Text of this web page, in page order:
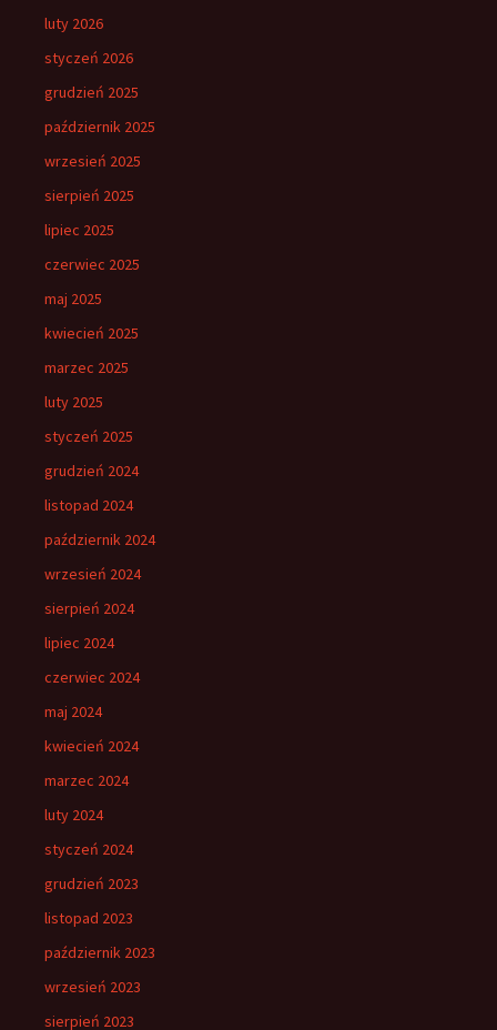
luty 2026
styczeń 2026
grudzień 2025
październik 2025
wrzesień 2025
sierpień 2025
lipiec 2025
czerwiec 2025
maj 2025
kwiecień 2025
marzec 2025
luty 2025
styczeń 2025
grudzień 2024
listopad 2024
październik 2024
wrzesień 2024
sierpień 2024
lipiec 2024
czerwiec 2024
maj 2024
kwiecień 2024
marzec 2024
luty 2024
styczeń 2024
grudzień 2023
listopad 2023
październik 2023
wrzesień 2023
sierpień 2023